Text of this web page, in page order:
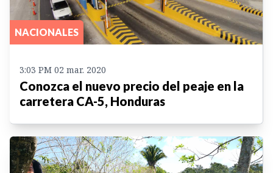
NACIONALES
3:03 PM 02 mar. 2020
Conozca el nuevo precio del peaje en la
carretera CA-5, Honduras